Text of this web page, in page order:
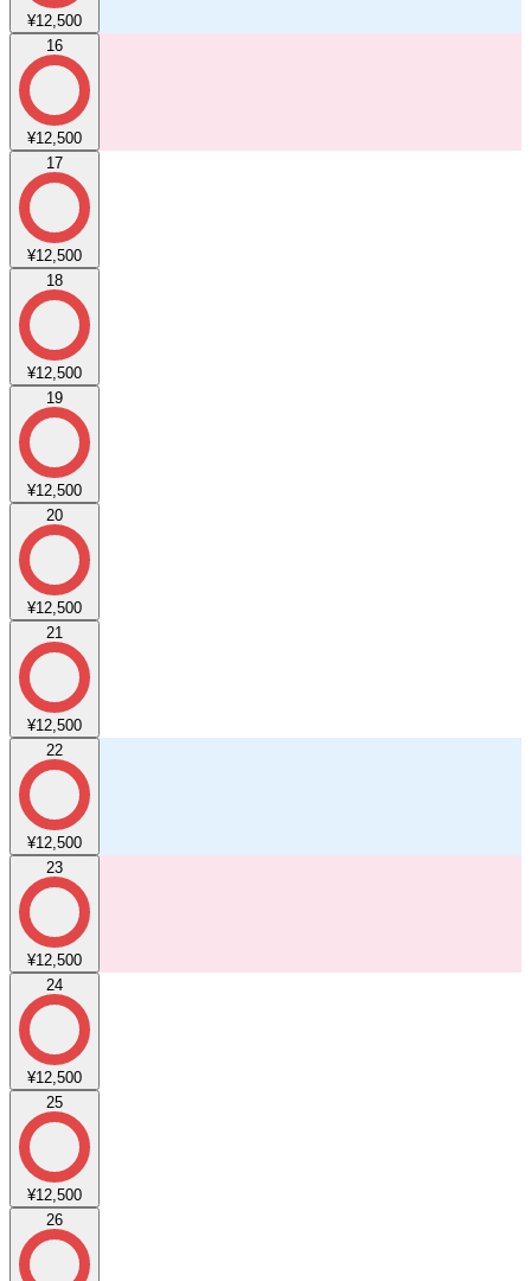
¥12,500
16
¥12,500
17
¥12,500
18
¥12,500
19
¥12,500
20
¥12,500
21
¥12,500
22
¥12,500
23
¥12,500
24
¥12,500
25
¥12,500
26